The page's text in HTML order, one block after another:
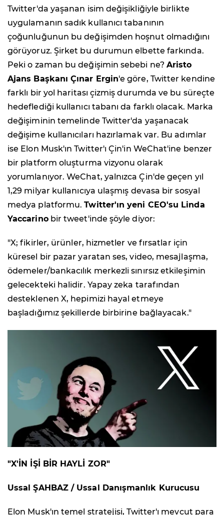
Twitter'da yaşanan isim değişikliğiyle birlikte
uygulamanın sadık kullanıcı tabanının
çoğunluğunun bu değişimden hoşnut olmadığını
görüyoruz. Şirket bu durumun elbette farkında.
Peki o zaman bu değişimin sebebi ne? Aristo
Ajans Başkanı Çınar Ergin'e göre, Twitter kendine
farklı bir yol haritası çizmiş durumda ve bu süreçte
hedeflediği kullanıcı tabanı da farklı olacak. Marka
değişiminin temelinde Twitter'da yaşanacak
değişime kullanıcıları hazırlamak var. Bu adımlar
ise Elon Musk'ın Twitter'ı Çin'in WeChat'ine benzer
bir platform oluşturma vizyonu olarak
yorumlanıyor. WeChat, yalnızca Çin'de geçen yıl
1,29 milyar kullanıcıya ulaşmış devasa bir sosyal
medya platformu. Twitter'ın yeni CEO'su Linda
Yaccarinobir tweet'inde şöyle diyor:
"X; fikirler, ürünler, hizmetler ve fırsatlar için
küresel bir pazar yaratan ses, video, mesajlaşma,
ödemeler/bankacılık merkezli sınırsız etkileşimin
gelecekteki halidir. Yapay zeka tarafından
desteklenen X, hepimizi hayal etmeye
başladığımız şekillerde birbirine bağlayacak."
"X'İN İŞİ BİR HAYLİ ZOR"
Ussal ŞAHBAZ / Ussal Danışmanlık Kurucusu
Elon Musk'ın temel stratejisi, Twitter'ı mevcut para